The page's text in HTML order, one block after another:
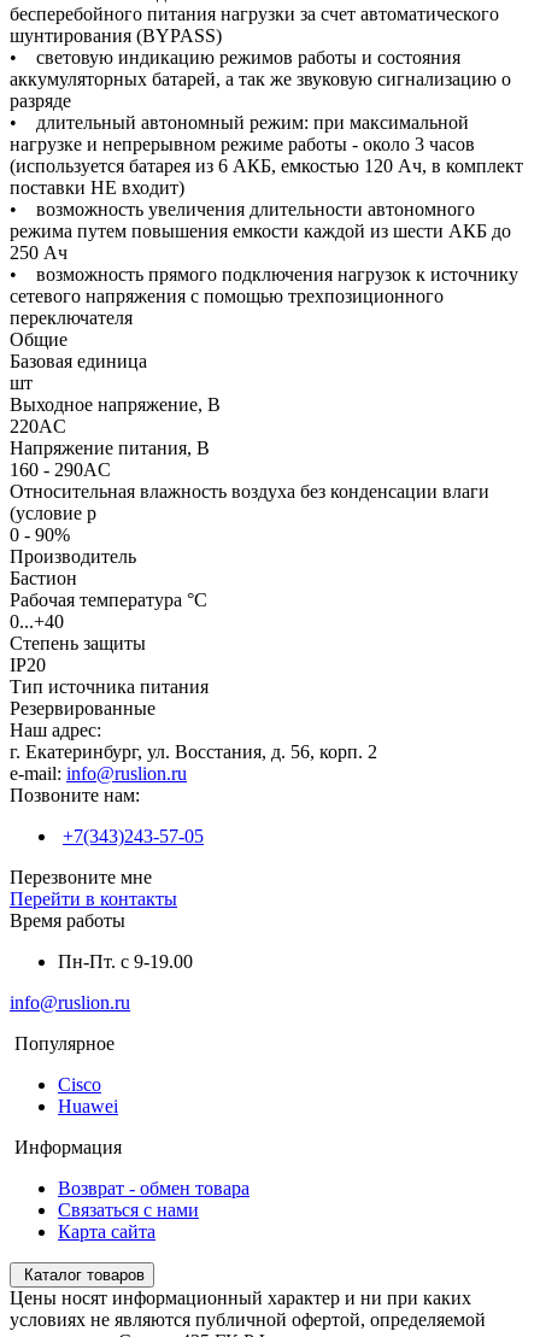
бесперебойного питания нагрузки за счет автоматического
шунтирования (BYPASS)
• световую индикацию режимов работы и состояния
аккумуляторных батарей, а так же звуковую сигнализацию о
разряде
• длительный автономный режим: при максимальной
нагрузке и непрерывном режиме работы - около 3 часов
(используется батарея из 6 АКБ, емкостью 120 Ач, в комплект
поставки НЕ входит)
• возможность увеличения длительности автономного
режима путем повышения емкости каждой из шести АКБ до
250 Ач
• возможность прямого подключения нагрузок к источнику
сетевого напряжения с помощью трехпозиционного
переключателя
Общие
Базовая единица
шт
Выходное напряжение, В
220AC
Напряжение питания, В
160 - 290AC
Относительная влажность воздуха без конденсации влаги
(условие р
0 - 90%
Производитель
Бастион
Рабочая температура °C
0...+40
Степень защиты
IP20
Тип источника питания
Резервированные
Наш адрес:
г. Екатеринбург, ул. Восстания, д. 56, корп. 2
e-mail: info@ruslion.ru
Позвоните нам:
+7(343)243-57-05
Перезвоните мне
Перейти в контакты
Время работы
Пн-Пт. с 9-19.00
info@ruslion.ru
Популярное
Cisco
Huawei
Информация
Возврат - обмен товара
Связаться с нами
Карта сайта
Каталог товаров
Цены носят информационный характер и ни при каких
условиях не являются публичной офертой, определяемой